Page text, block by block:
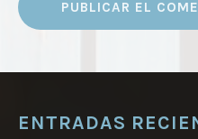
ENTRADAS